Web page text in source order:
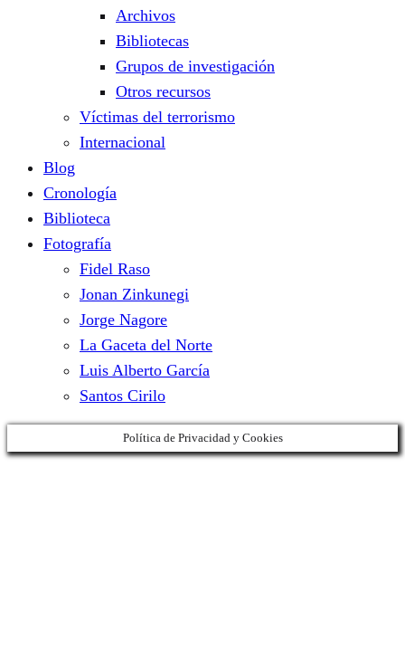
Archivos
Bibliotecas
Grupos de investigación
Otros recursos
Víctimas del terrorismo
Internacional
Blog
Cronología
Biblioteca
Fotografía
Fidel Raso
Jonan Zinkunegi
Jorge Nagore
La Gaceta del Norte
Luis Alberto García
Santos Cirilo
Política de Privacidad y Cookies